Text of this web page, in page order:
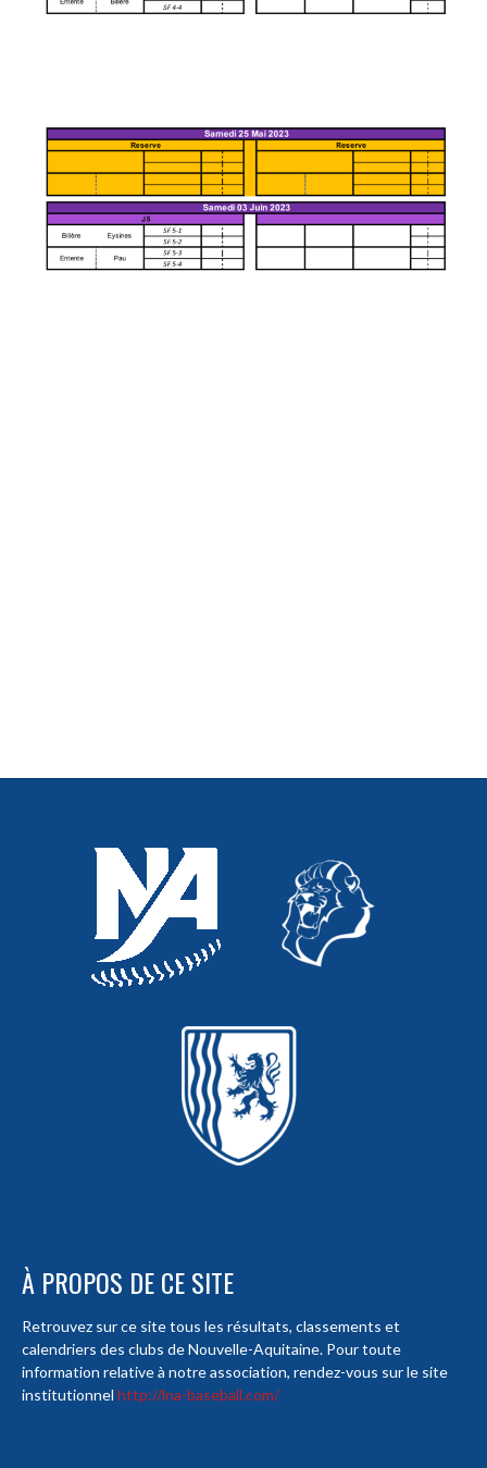
À PROPOS DE CE SITE
Retrouvez sur ce site tous les résultats, classements et
calendriers des clubs de Nouvelle-Aquitaine. Pour toute
information relative à notre association, rendez-vous sur le site
institutionnel http://lna-baseball.com/